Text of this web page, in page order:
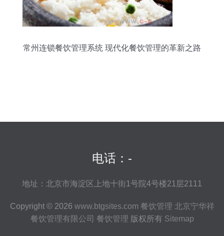
常州连锁餐饮管理系统 现代化餐饮管理的革新之路
电话：-
地址：北京市海淀区上地十街1号院4号楼21层2111
Copyright © 2026 www.btgsites.com 餐饮管理 北京宁华祥
餐饮管理有限公司 餐饮管理 版权所有 Sitemap